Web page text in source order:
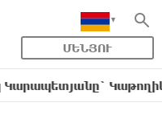
ՄԵՆՅՈՒ
Կաթողիկոսին